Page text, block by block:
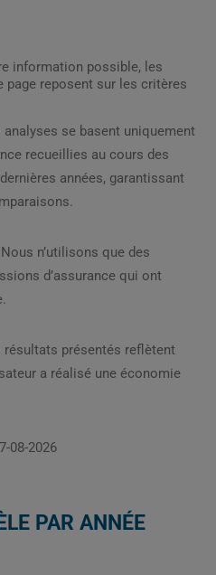
information possible, les
page reposent sur les critères
analyses se basent uniquement
recueillies au cours des
années, garantissant
Nous n’utilisons que des
d’assurance qui ont
résultats présentés reflètent
a réalisé une économie
08-2026
PAR ANNÉE